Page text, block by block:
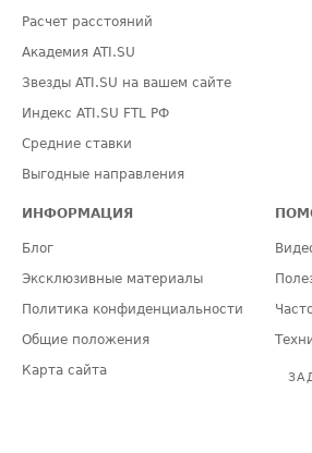
Расчет расстояний
Академия ATI.SU
Звезды ATI.SU на вашем сайте
Индекс ATI.SU FTL РФ
Средние ставки
Выгодные направления
ИНФОРМАЦИЯ
Блог
Эксклюзивные материалы
Политика конфиденциальности
Общие положения
Карта сайта